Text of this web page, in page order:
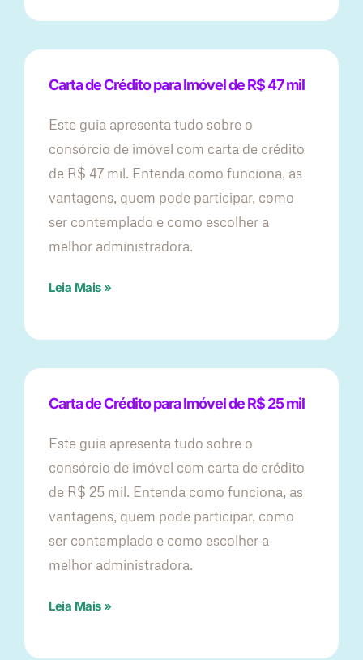
Carta de Crédito para Imóvel de R$ 47 mil
Este guia apresenta tudo sobre o
consórcio de imóvel com carta de crédito
de R$ 47 mil. Entenda como funciona, as
vantagens, quem pode participar, como
ser contemplado e como escolher a
melhor administradora.
Leia Mais »
Carta de Crédito para Imóvel de R$ 25 mil
Este guia apresenta tudo sobre o
consórcio de imóvel com carta de crédito
de R$ 25 mil. Entenda como funciona, as
vantagens, quem pode participar, como
ser contemplado e como escolher a
melhor administradora.
Leia Mais »